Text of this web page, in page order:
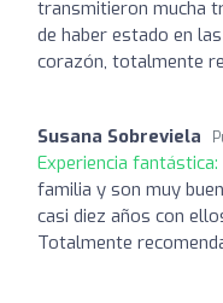
transmitieron mucha
de haber estado en
corazón, totalmente
Susana Sobreviela
Experiencia fantástica:
familia y son muy
casi diez años con
Totalmente